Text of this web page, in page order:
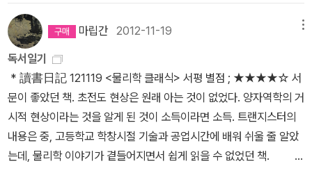
자 이론적 재해석> 논문은 저자가 나름 친절하게 푼다고 푼거 같긴
한데 그래도 솔직히 이해가 잘 안간다. 그냥 내가 건진 개념들은 미시
적 세계에서의 운동의 아주아주 기본적인 개념과 '덩어리 단위'라는
개념이다. 아주 미시적으로 세계를 바라보면, 어떤 입자들(예컨대 전
하량 같은 것)이 '덩어리져서만 존재한다'는 것을 알 수 있는데, 이때
'덩어리져 있는 것'을 '양자화 되어 있는'으로 해석하면 된다. 즉 양자
역학 자체가 덩어리져 있는 물리량을 다루는 역학이라는 것이다. 그
리고 덩어리져 있기 때문에 당연히 양자화된 입자는 그 최소 단위의
상 검진 병원에 위염약 지으러 갔더니 내과 선생님이 담낭에 담석이
많이 있다고 밤중에 자주 아프고 소화 못하는 건 그 탓이라고 큰 병원
가서 수술하는 거 말고는 다른 치료책은 없는 질환이라고 듣고 오셨
다. 오…담석증 듣는 순간 오직 한 사람이 떠올랐고(먼저 수술 받으신
분), 그 분의 현재 식사량과 건강상태를 생각하며 나는 그냥 조금 안
심했다. 당장은 힘들고 아프고 불편하겠지만 그래도 수술 후에 건강
히 잘 지낼 수도 있겠구나 하고… 나를 많이 안 좋아하시는 분이지만
(본인 의사와 무관하게) 늘 위안과 도움이 되어 주셔서 감사합니다.
램조차 프로그래머들에 의해 오픈화 하였고, 국가나 돈 많은 후원자
들의 든든한 돈줄이 컴퓨터 이외의 다른 부가적인 과학 기술을 만들
어 낸 것이 때문이다. 용산의 몰락은 컴퓨터 공학만 있고 그 공학을 떠
받드는 컴퓨터 이외의 부가적으로 뭔가를 만들어 낼 수 있는 튼튼한
기초과학의 뼈대가 없었기 때문이다. 독일이 히틀러 시대에 수많은
천재 과학자들이 미국으로 보낼 때, (적어도 내가 읽은 과학사에 의하
면) 미국에서 그들을 홀대했다는 기록은 거의 없다. 미국 교육이 형편
없다고는 해도, 기초 과학이나 전문과학자들에 대해서는 그 어느 나
었으며, 그 사상가가 어떻게 근대와 현대를 주조했는가라는 문제의식
을 갖고 기행한 이른바 ‘사상’ 기행서이다. 따라서 사상가와 그의 사상
이 주(主)가 되고 도시는 종(從)이 되는 형식을 갖고 있다. 다른 말로
표현하자면, 도시 기행으로 포장된 ‘사상’ 기행인 것이다.인물과 사상
으로 도시를 읽는 새로운 기행문으로 읽을 수 있겠다. 한나 아렌트의
정치사상을 적극적으로 소개해온 김선욱 교수도 '한나 아렌트의 공화
주의'를 주제로 한 <아모르 문디에서 레스 푸블리카로>(아포리아, 2
015)를 펴냈다. 저자의 <정치와 진리>와 <한나 아렌트 정치판단이
론>에 뒤이은 세 번째 아렌트 연구서이다. 정치평론을 사상의 차원으
마립간 2012-11-19
독서일기
* 讀書日記 121119 <물리학 클래식> 서평 별점 ; ★★★★☆ 서
문이 좋았던 책. 초전도 현상은 원래 아는 것이 없었다. 양자역학의 거
시적 현상이라는 것을 알게 된 것이 소득이라면 소득. 트랜지스터의
내용은 중, 고등학교 학창시절 기술과 공업시간에 배워 쉬울 줄 알았
는데, 물리학 이야기가 곁들어지면서 쉽게 읽을 수 없었던 책. <